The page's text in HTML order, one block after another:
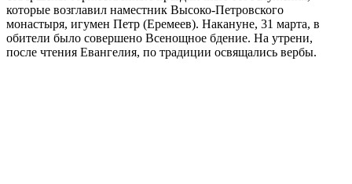
которые возглавил наместник Высоко-Петровского
монастыря, игумен Петр (Еремеев). Накануне, 31 марта, в
обители было совершено Всенощное бдение. На утрени,
после чтения Евангелия, по традиции освящались вербы.